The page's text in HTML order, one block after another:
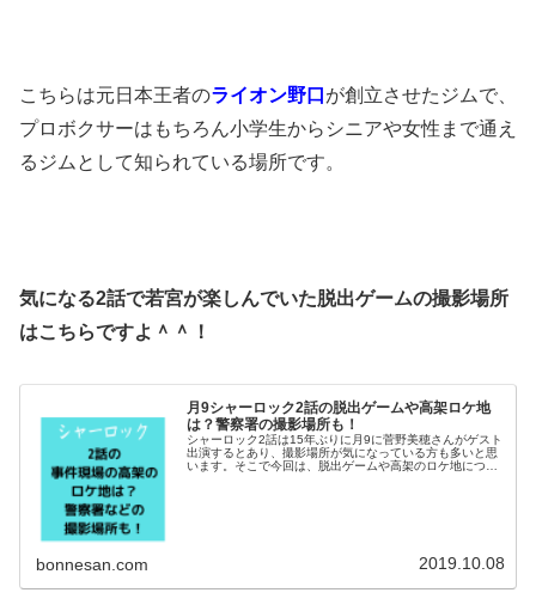
こちらは元日本王者のライオン野口 が創立させたジムで、
プロボクサーはもちろん小学生からシニアや女性まで通え
るジムとして知られている場所です。
気になる2話で若宮が楽しんでいた脱出ゲームの撮影場所
はこちらですよ＾＾！
月9シャーロック2話の脱出ゲームや高架ロケ地
は？警察署の撮影場所も！
シャーロック2話は15年ぶりに月9に菅野美穂さんがゲスト
出演するとあり、撮影場所が気になっている方も多いと思
います。そこで今回は、脱出ゲームや高架のロケ地につい
bonnesan.com 2019.10.08